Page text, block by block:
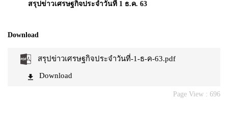
สรุปข่าวเศรษฐกิจประจำวันที่ 1 ธ.ค. 63
Download
สรุปข่าวเศรษฐกิจประจำวันที่-1-ธ-ค-63.pdf
Download
Page View : 696